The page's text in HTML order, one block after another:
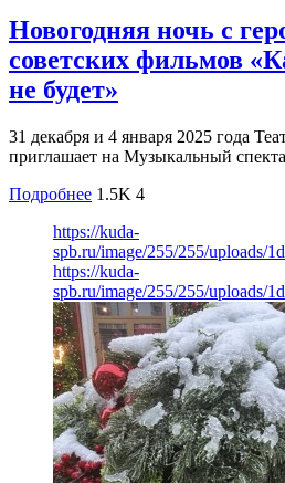
Новогодняя ночь с
советских фильмов
не будет»
31 декабря и 4 января 2025 года
приглашает на Музыкальный
Подробнее 1.5K 4
https://kuda-
spb.ru/image/255/255/uploads/
https://kuda-
spb.ru/image/255/255/uploads/